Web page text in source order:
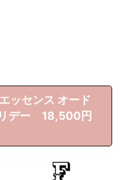
ッセンス オード
デー 18,500円